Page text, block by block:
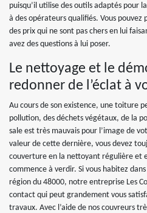
puisqu’il utilise des outils adaptés pour
à des opérateurs qualifiés. Vous
des prix qui ne sont pas chers en lui
avez des questions à lui poser.
Le nettoyage et le
redonner de l’éclat à
Au cours de son existence, une toiture
pollution, des déchets végétaux, de la
sale est très mauvais pour l’image de
valeur de cette dernière, vous devez
couverture en la nettoyant régulière et
commence à verdir. Si vous habitez
région du 48000, notre entreprise Les
contact qui peut grandement vous
travaux. Avec l’aide de nos couvreurs